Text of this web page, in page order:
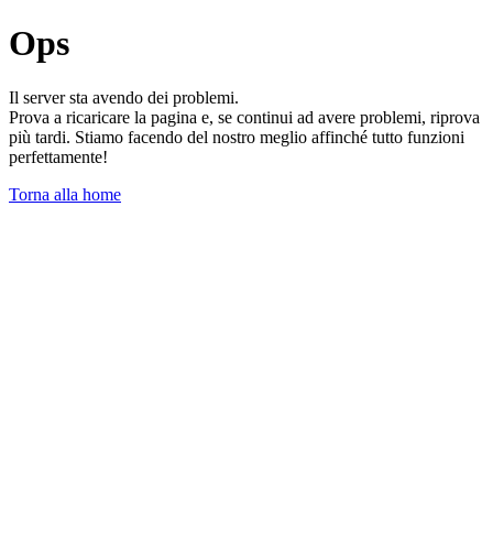
Ops
Il server sta avendo dei problemi.
Prova a ricaricare la pagina e, se continui ad avere problemi, riprova
più tardi. Stiamo facendo del nostro meglio affinché tutto funzioni
perfettamente!
Torna alla home